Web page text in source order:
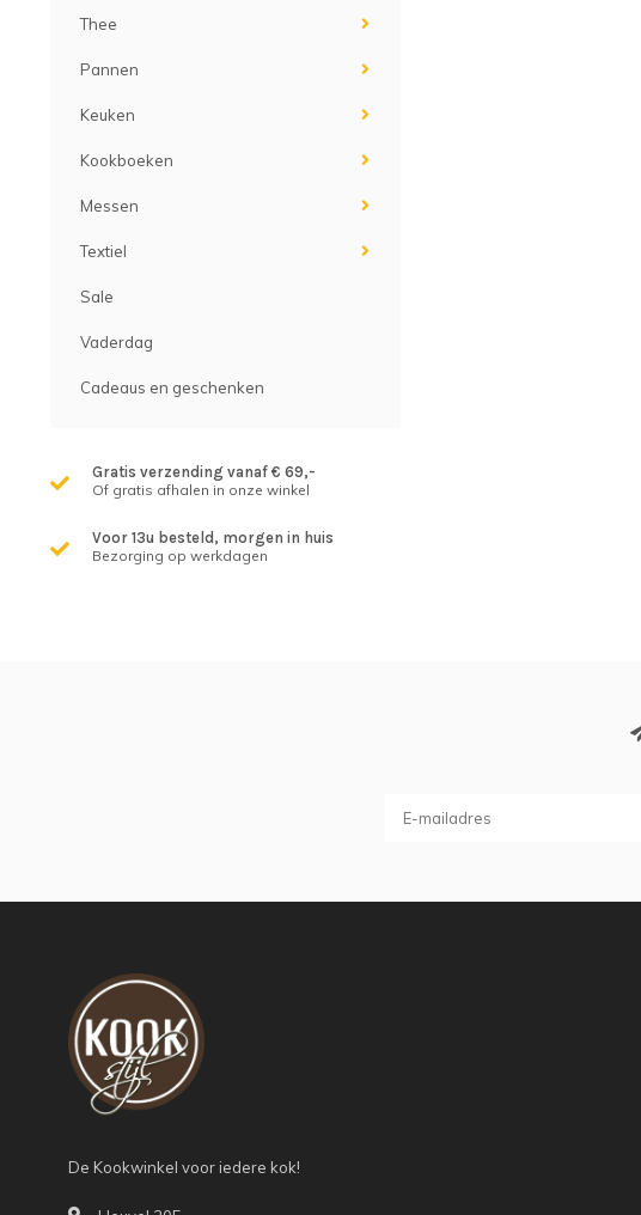
Thee
Pannen
Keuken
Kookboeken
Messen
Textiel
Sale
Vaderdag
Cadeaus en geschenken
Gratis verzending vanaf € 69,-
Of gratis afhalen in onze winkel
Voor 13u besteld, morgen in huis
Bezorging op werkdagen
De Kookwinkel voor iedere kok!